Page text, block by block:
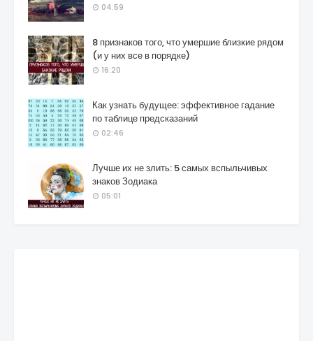
04:59
8 признаков того, что умершие близкие рядом
(и у них все в порядке)
16:20
Как узнать будущее: эффективное гадание
по таблице предсказаний
02:46
Лучше их не злить: 5 самых вспыльчивых
знаков Зодиака
05:01